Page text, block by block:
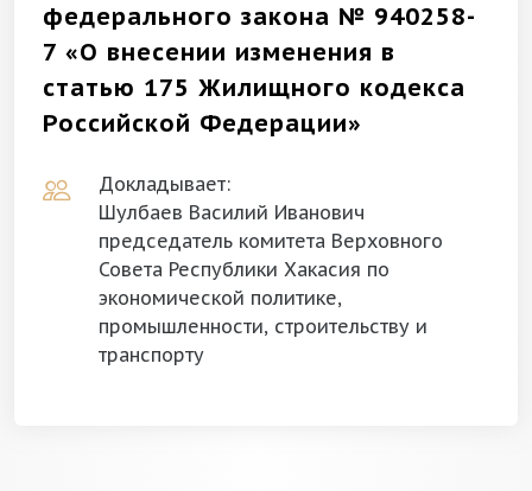
федерального закона № 940258-
7 «О внесении изменения в
статью 175 Жилищного кодекса
Российской Федерации»
Докладывает:
Шулбаев Василий Иванович
председатель комитета Верховного
Совета Республики Хакасия по
экономической политике,
промышленности, строительству и
транспорту